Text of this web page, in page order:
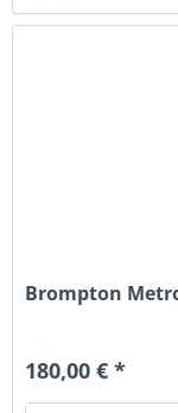
Brompton
180,00 € *